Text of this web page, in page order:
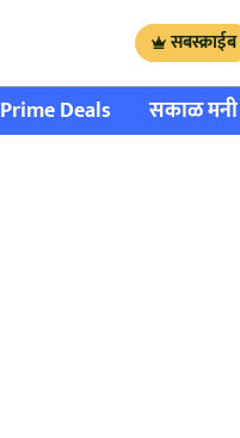
सबस्क्राईब
Prime Deals सकाळ मनी